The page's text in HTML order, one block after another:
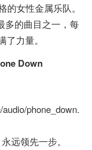
女性金属乐队。
多的曲目之一，每
力量。
Down
phone_down.
远领先一步。